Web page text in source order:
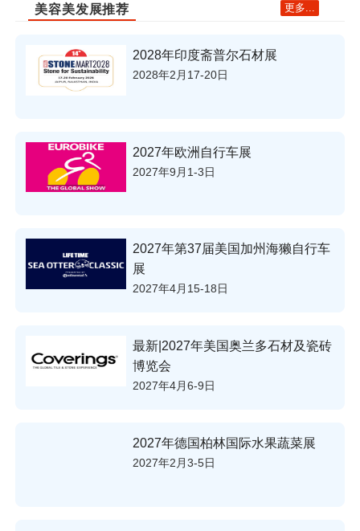
美容美发展推荐 更多...
2028年印度斋普尔石材展
2028年2月17-20日
2027年欧洲自行车展
2027年9月1-3日
2027年第37届美国加州海獭自行车
展
2027年4月15-18日
最新|2027年美国奥兰多石材及瓷砖
博览会
2027年4月6-9日
2027年德国柏林国际水果蔬菜展
2027年2月3-5日